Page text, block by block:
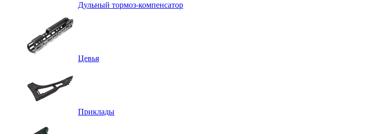
Дульный тормоз-компенсатор
Цевья
Приклады